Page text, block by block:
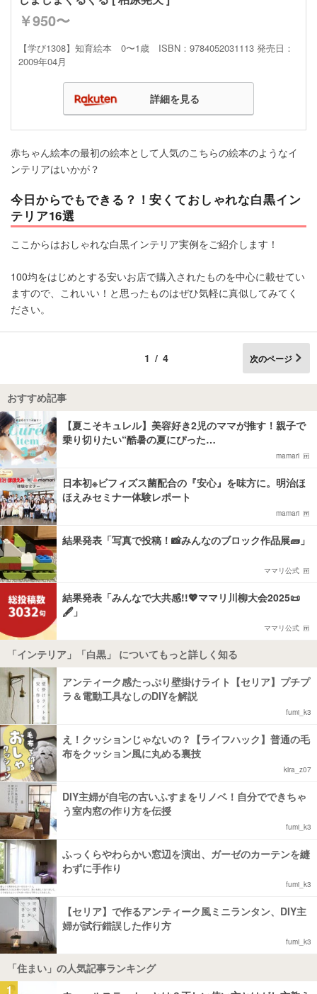
￥950〜
【学び1308】知育絵本 0〜1歳 ISBN：9784052031113 発売日：
2009年04月
詳細を見る
赤ちゃん絵本の最初の絵本として人気のこちらの絵本のようなイ
ンテリアはいかが？
今日からでもできる？！安くておしゃれな白黒イン
テリア16選
ここからはおしゃれな白黒インテリア実例をご紹介します！
100均をはじめとする安いお店で購入されたものを中心に載せてい
ますので、これいい！と思ったものはぜひ気軽に真似してみてく
ださい。
1/4 次のページ
おすすめ記事
【夏こそキュレル】美容好き2児のママが推す！親子で
乗り切りたい“酷暑の夏にぴった…
mamari
日本初※ビフィズス菌配合の『安心』を味方に。明治ほ
ほえみセミナー体験レポート
mamari
結果発表「写真で投稿！📸みんなのブロック作品展🧱」
ママリ公式
結果発表「みんなで大共感!!💖ママリ川柳大会2025📜
🖋️」
ママリ公式
「インテリア」「白黒」 についてもっと詳しく知る
アンティーク感たっぷり壁掛けライト【セリア】プチプ
ラ＆電動工具なしのDIYを解説
fumi_k3
え！クッションじゃないの？【ライフハック】普通の毛
布をクッション風に丸める裏技
kira_z07
DIY主婦が自宅の古いふすまをリノベ！自分でできちゃ
う室内窓の作り方を伝授
fumi_k3
ふっくらやわらかい窓辺を演出、ガーゼのカーテンを縫
わずに手作り
fumi_k3
【セリア】で作るアンティーク風ミニランタン、DIY主
婦が試行錯誤した作り方
fumi_k3
「住まい」の人気記事ランキング
1